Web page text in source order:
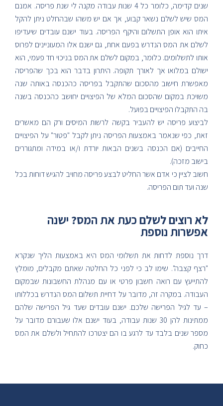
שנים קדימה, כלומר כל 4 שנות עבודה מקנה לי שנת פריסה. אמנם
המס שיש לשלם נשאר קבוע, אך אם יש משהו שבהחלט ניתן להקל
איתו הוא אופן התשלום והיקף הפריסה. בעוד ישנם עובדים שיעדיפו
לשלם את המס הנדרש בפעם אחת, גם ישנם אלו המעוניינים לפרוס
אותו לתשלומים. כלומר, במקום לשלם את המס בניכוי חד פעמי, הוא
ישולם במלואו אך לאורך תקופה. היתרון בדבר הוא בכך שהפריסה
מאפשרת חישוב מהסכום שהתקבל בפריסה כהכנסה באותה שנה
משויכת במקום שהסכום המלא של הפיצויים יחושב כהכנסה בשנה
בה התקבלו הפיצויים בפועל.
לביצוע פריסה יש להעביר בקשה לרשות המיסים ורק הם מאשרים
זאת, כפי שנאמר באמצעות הפריסה ניתן לקבל "פטור" על הפיצויים
החייבים (אם הכנסה בשנים הבאות יורדת ו/או במידה ומתגוררים
בישוב מזכה).
חשוב לציין כי אדם אשר החליט לבצע פריסה מחויב להגיש דוחות בכל
שנה ועד תום הפריסה.
לא רוצים לשלם כעת את המס? ישנה
אפשרות נוספת
דרך נוספת לדחות את תשלומי המס היא באמצעות הליך שנקרא
"רצף קצבה". שימו לב כי לפני כל החלטה שאתם מקבלים, מומלץ
להתייעץ עם רואה חשבון פרטי או עם מנהלת החשבונות שבמקום
העבודה. במקרה זה, מדובר על דחיית תשלום המס הנדרש בכללותו
– עד לגיל הפרישה שלכם. ישנם עובדים שעד גיל הפרישה שלהם
ממתינות להן 30 שנות עבודה, בעוד ישנם אלו שעבורם מדובר על
מספר שנים בלבד עד לרגע בו הם יצטרכו להתחיל ולשלם את המס
כחוק.